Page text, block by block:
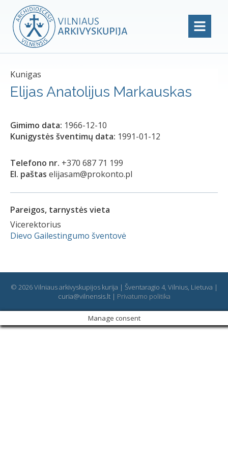
Kunigas
Elijas Anatolijus Markauskas
Gimimo data: 1966-12-10
Kunigystės šventimų data: 1991-01-12
Telefono nr. +370 687 71 199
El. paštas elijasam@prokonto.pl
Pareigos, tarnystės vieta
Vicerektorius
Dievo Gailestingumo šventovė
© 2026 Vilniaus arkivyskupijos kurija | Šventaragio 4, Vilnius, Lietuva |
curia@vilnensis.lt | Privatumo politika
Manage consent